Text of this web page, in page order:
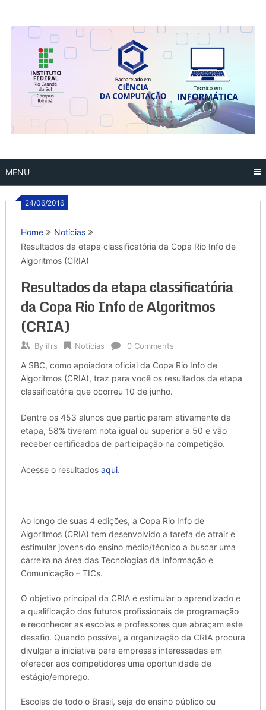
MENU
24/06/2016
Home
Notícias
Resultados da etapa classificatória da Copa Rio Info de
Algoritmos (CRIA)
Resultados da etapa classificatória
da Copa Rio Info de Algoritmos
(CRIA)
By ifrs Notícias 0 Comments
A SBC, como apoiadora oficial da Copa Rio Info de
Algoritmos (CRIA), traz para você os resultados da etapa
classificatória que ocorreu 10 de junho.
Dentre os 453 alunos que participaram ativamente da
etapa, 58% tiveram nota igual ou superior a 50 e vão
receber certificados de participação na competição.
Acesse o resultados aqui.
Ao longo de suas 4 edições, a Copa Rio Info de
Algoritmos (CRIA) tem desenvolvido a tarefa de atrair e
estimular jovens do ensino médio/técnico a buscar uma
carreira na área das Tecnologias da Informação e
Comunicação – TICs.
O objetivo principal da CRIA é estimular o aprendizado e
a qualificação dos futuros profissionais de programação
e reconhecer as escolas e professores que abraçam este
desafio. Quando possível, a organização da CRIA procura
divulgar a iniciativa para empresas interessadas em
oferecer aos competidores uma oportunidade de
estágio/emprego.
Escolas de todo o Brasil, seja do ensino público ou